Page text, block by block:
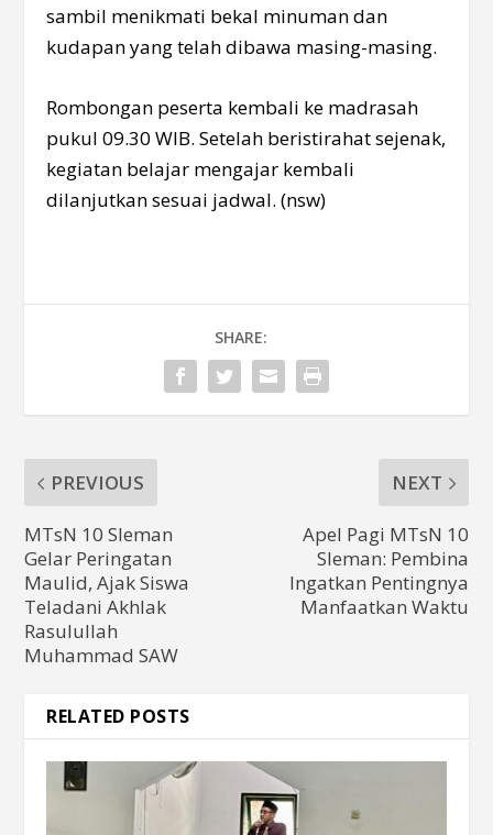
sambil menikmati bekal minuman dan
kudapan yang telah dibawa masing-masing.
Rombongan peserta kembali ke madrasah
pukul 09.30 WIB. Setelah beristirahat sejenak,
kegiatan belajar mengajar kembali
dilanjutkan sesuai jadwal. (nsw)
SHARE:
PREVIOUS
MTsN 10 Sleman
Gelar Peringatan
Maulid, Ajak Siswa
Teladani Akhlak
Rasulullah
Muhammad SAW
NEXT
Apel Pagi MTsN 10
Sleman: Pembina
Ingatkan Pentingnya
Manfaatkan Waktu
RELATED POSTS